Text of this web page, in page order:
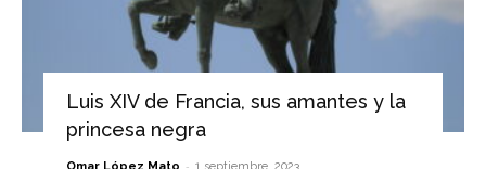
Luis XIV de Francia, sus amantes y la
princesa negra
-